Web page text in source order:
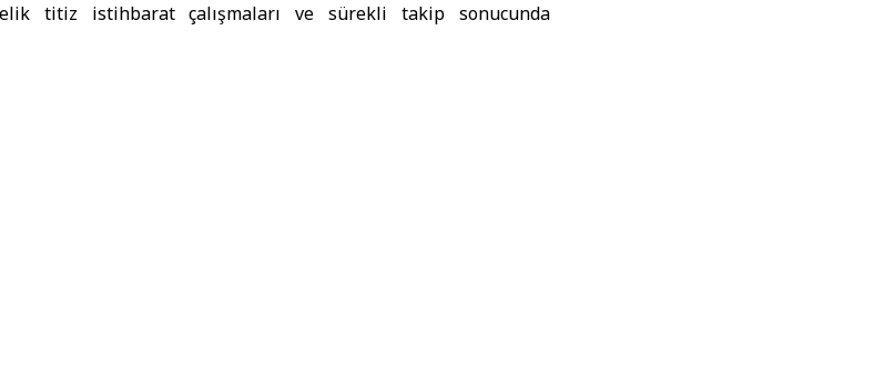
titiz istihbarat çalışmaları ve sürekli takip sonucunda